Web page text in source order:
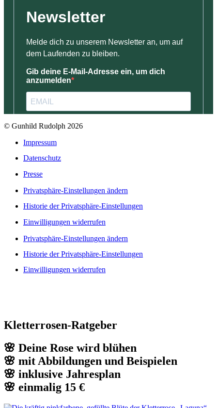
© Gunhild Rudolph 2026
Impressum
Datenschutz
Presse
Privatsphäre-Einstellungen ändern
Historie der Privatsphäre-Einstellungen
Einwilligungen widerrufen
Privatsphäre-Einstellungen ändern
Historie der Privatsphäre-Einstellungen
Einwilligungen widerrufen
Kletterrosen-Ratgeber
🌸 Deine Rose wird blühen
🌸 mit Abbildungen und Beispielen
🌸 inklusive Jahresplan
🌸 einmalig 15 €